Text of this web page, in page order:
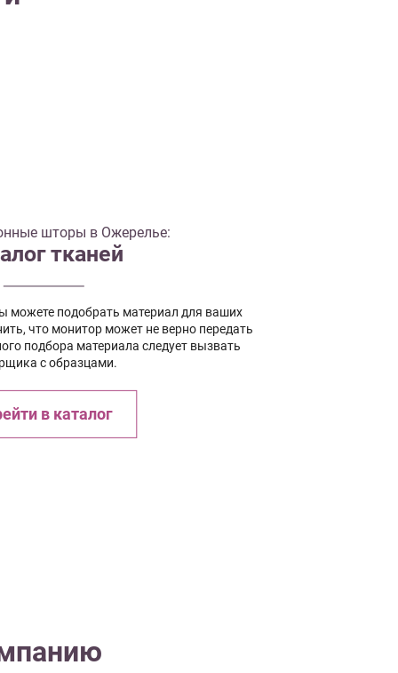
шторы в Ожерелье:
тканей
можете подобрать материал для ваших
что монитор может не верно передать
подбора материала следует вызвать
с образцами.
в каталог